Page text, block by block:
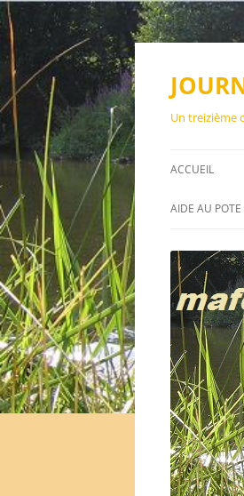
Aller
Un treizième
ACCUEIL
AIDE AU